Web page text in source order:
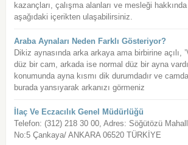
kazançları, çalışma alanları ve mesleği
aşağıdaki içerikten ulaşabilirsiniz.
Araba Aynaları Neden Farklı Gösteriyor?
Dikiz aynasında arka arkaya ama birbirine açılı,
düz bir cam, arkada ise normal düz bir ayna
konumunda ayna kısmı dik durumdadır ve
burada yansıyarak arkanızı görmeniz
İlaç Ve Eczacılık Genel Müdürlüğü
Telefon: (312) 218 30 00, Adres: Söğütözü
No:5 Çankaya/ ANKARA 06520 TÜRKİYE